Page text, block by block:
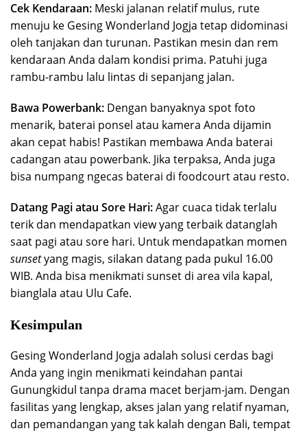
Cek Kendaraan: Meski jalanan relatif mulus, rute
menuju ke Gesing Wonderland Jogja tetap didominasi
oleh tanjakan dan turunan. Pastikan mesin dan rem
kendaraan Anda dalam kondisi prima. Patuhi juga
rambu-rambu lalu lintas di sepanjang jalan.
Bawa Powerbank: Dengan banyaknya spot foto
menarik, baterai ponsel atau kamera Anda dijamin
akan cepat habis! Pastikan membawa Anda baterai
cadangan atau powerbank. Jika terpaksa, Anda juga
bisa numpang ngecas baterai di foodcourt atau resto.
Datang Pagi atau Sore Hari:Agar cuaca tidak terlalu
terik dan mendapatkan view yang terbaik datanglah
saat pagi atau sore hari. Untuk mendapatkan momen
sunsetyang magis, silakan datang pada pukul 16.00
WIB. Anda bisa menikmati sunset di area vila kapal,
bianglala atau Ulu Cafe.
Kesimpulan
Gesing Wonderland Jogja adalah solusi cerdas bagi
Anda yang ingin menikmati keindahan pantai
Gunungkidul tanpa drama macet berjam-jam. Dengan
fasilitas yang lengkap, akses jalan yang relatif nyaman,
dan pemandangan yang tak kalah dengan Bali, tempat